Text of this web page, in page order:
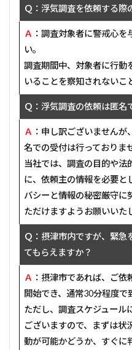
Ｑ：浮気調査を依頼する際
Ａ ：調査対象者に警戒心
い。
調査期間中、対象者に行動
いることを察知されないこ
Ｑ：浮気調査の依頼は匿名
Ａ ：申し訳ございません
名での受付は行っておりま
当社では、調査の目的や法
に、依頼主の情報を必要と
バシーと情報の秘密厳守に
ただけますようお願いいた
Ｑ：摂津市内ですが、緊急
てもらえますか？
Ａ ：摂津市であれば、ご
開始でき、通常30分程度で
ただし、調査スケジュール
ございますので、まずは状
動が可能かどうか、すぐに